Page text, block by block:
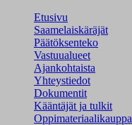
Etusivu
Saamelaiskäräjät
Päätöksenteko
Vastuualueet
Ajankohtaista
Yhteystiedot
Dokumentit
Kääntäjät ja tulkit
Oppimateriaalikauppa